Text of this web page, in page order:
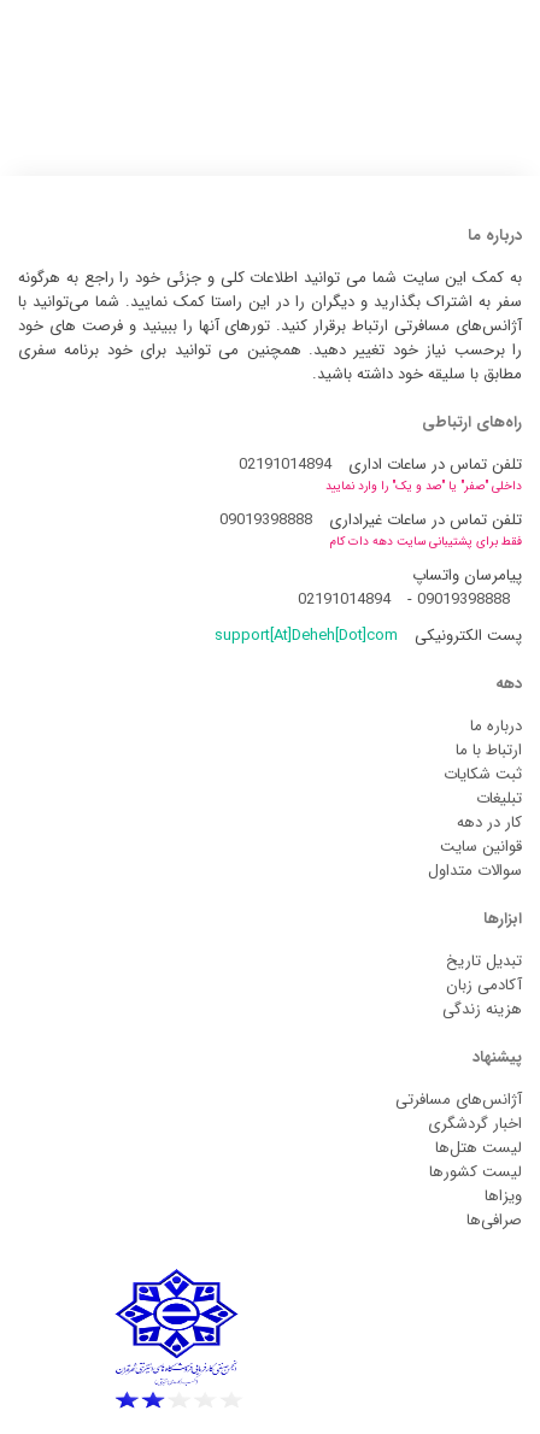
درباره ما
به کمک این سایت شما می توانید اطلاعات کلی و جزئی خود را راجع به هرگونه
سفر به اشتراک بگذارید و دیگران را در این راستا کمک نمایید. شما می‌توانید با
آژانس‌های مسافرتی ارتباط برقرار کنید. تورهای آنها را ببینید و فرصت های خود
را برحسب نیاز خود تغییر دهید. همچنین می توانید برای خود برنامه سفری
مطابق با سلیقه خود داشته باشید.
راه‌های ارتباطی
تلفن تماس در ساعات اداری
02191014894
داخلی "صفر" یا "صد و یک" را وارد نمایید
تلفن تماس در ساعات غیراداری 09019398888
فقط برای پشتیبانی سایت دهه دات کام
پیامرسان واتساپ
09019398888
-
02191014894
پست الکترونیکی
support[At]Deheh[Dot]com
دهه
درباره ما
ارتباط با ما
ثبت شکایات
تبلیغات
کار در دهه
قوانین سایت
سوالات متداول
ابزارها
تبدیل تاریخ
آکادمی زبان
هزینه زندگی
پیشنهاد
آژانس‌های مسافرتی
اخبار گردشگری
لیست هتل‌ها
لیست کشورها
ویزاها
صرافی‌ها